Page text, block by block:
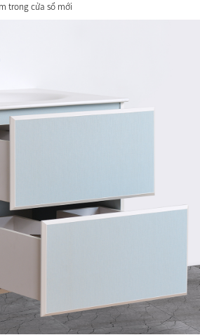
trong cửa sổ mới